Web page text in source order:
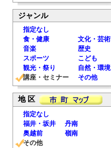
ジャンル
指定なし
食・健康
文化・芸術
音楽
歴史
スポーツ
こども
観光・祭り
自然・環境
講座・セミナー
その他
地 区
指定なし
福井・坂井
丹南
奥越前
嶺南
その他